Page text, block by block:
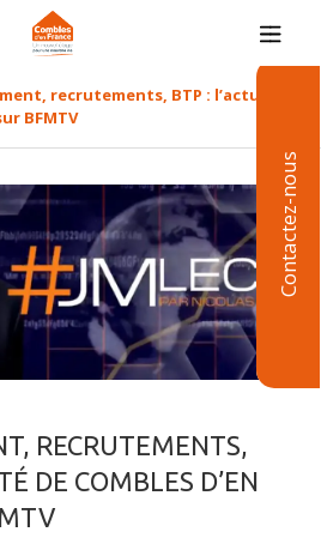
Contactez-nous
recrutements, BTP : l’actualité
BFMTV
RECRUTEMENTS,
DE COMBLES D’EN